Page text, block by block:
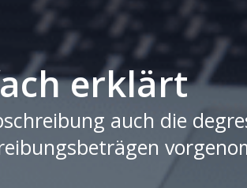
erklärt
auch die